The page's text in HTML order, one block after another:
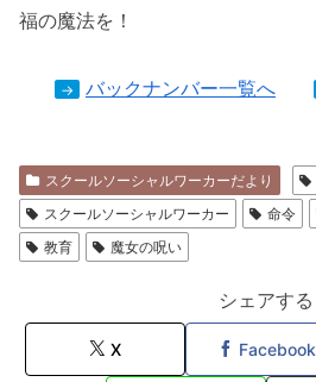
福の魔法を！
→ バックナンバー一覧へ
スクールソーシャルワーカーだより
スクールソーシャルワーカー
命令
教育
魔女の呪い
シェアする
X Facebook